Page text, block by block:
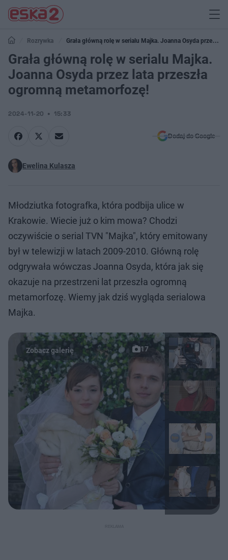
Rozrywka
Grała główną rolę w serialu Majka. Joanna Osyda przez
lata przeszła ogromną metamorfozę!
Grała główną rolę w serialu Majka.
Joanna Osyda przez lata przeszła
ogromną metamorfozę!
2024-11-20 15:33
Dodaj do Google
Ewelina Kulasza
Młodziutka fotografka, która podbija ulice w
Krakowie. Wiecie już o kim mowa? Chodzi
oczywiście o serial TVN "Majka", który emitowany
był w telewizji w latach 2009-2010. Główną rolę
odgrywała wówczas Joanna Osyda, która jak się
okazuje na przestrzeni lat przeszła ogromną
metamorfozę. Wiemy jak dziś wygląda serialowa
Majka.
17